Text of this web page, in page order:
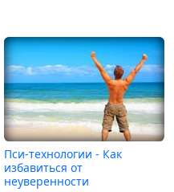
Пси-технологии - Как
избавиться от
неуверенности